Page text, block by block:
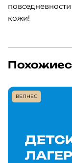
кожи!
Похожие
ВЕЛНЕС